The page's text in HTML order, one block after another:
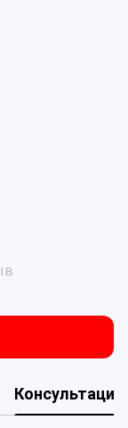
Консультация